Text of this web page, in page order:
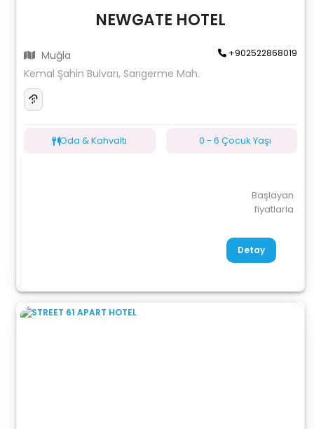
NEWGATE HOTEL
Muğla +902522868019
Kemal Şahin Bulvarı, Sarıgerme Mah.
Oda & Kahvaltı 0 - 6 Çocuk Yaşı
Başlayan
fiyatlarla
Detay